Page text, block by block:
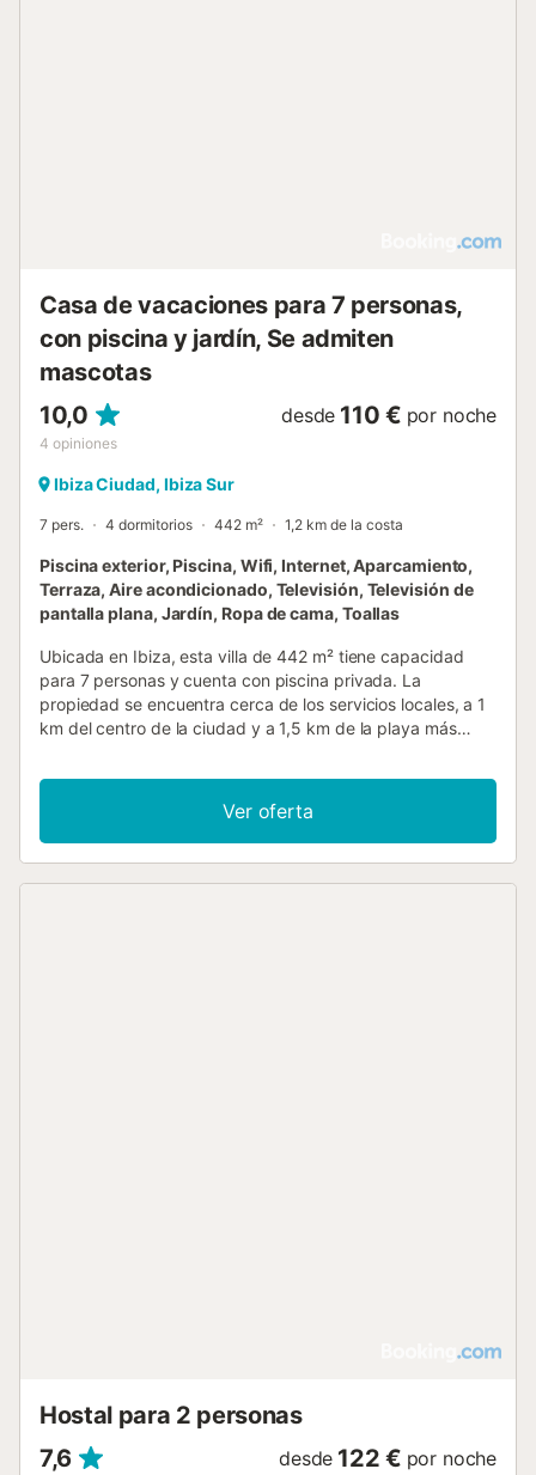
Casa de vacaciones para 7 personas,
con piscina y jardín, Se admiten
mascotas
10,0
4 opiniones
desde 110 € por noche
Ibiza Ciudad, Ibiza Sur
7 pers. 4 dormitorios 442 m² 1,2 km de la costa
Piscina exterior, Piscina, Wifi, Internet, Aparcamiento,
Terraza, Aire acondicionado, Televisión, Televisión de
pantalla plana, Jardín, Ropa de cama, Toallas
Ubicada en Ibiza, esta villa de 442 m² tiene capacidad
para 7 personas y cuenta con piscina privada. La
propiedad se encuentra cerca de los servicios locales, a 1
km del centro de la ciudad y a 1,5 km de la playa más
dormitorios, equipados con una cama king-size, una cama
super-king-size y camas individuales. Dispone de 3 baños
y una zona de estar con chimenea, mientras que la cocina
incluye horno, lavavajillas, microondas y cafetera. Los
Ver oferta
Hostal para 2 personas
7,6
desde 122 € por noche